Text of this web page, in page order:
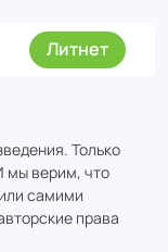
Литнет
Только
мы верим, что
самими
права